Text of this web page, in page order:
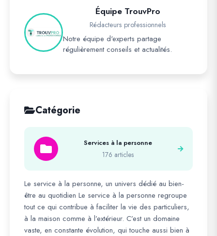
Équipe TrouvPro
Rédacteurs professionnels
Notre équipe d'experts partage
régulièrement conseils et actualités.
Catégorie
Services à la personne
176 articles
Le service à la personne, un univers dédié au bien-
être au quotidien Le service à la personne regroupe
tout ce qui contribue à faciliter la vie des particuliers,
à la maison comme à l’extérieur. C’est un domaine
vaste, en constante évolution, qui touche aussi bien à